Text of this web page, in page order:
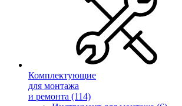
Комплектующие
для монтажа
и ремонта (114)